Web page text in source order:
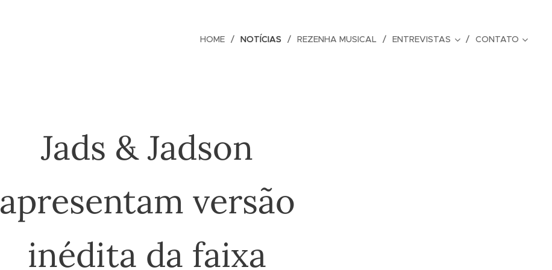
HOME NOTÍCIAS REZENHA MUSICAL ENTREVISTAS CONTATO
Jads & Jadson
apresentam versão
inédita da faixa